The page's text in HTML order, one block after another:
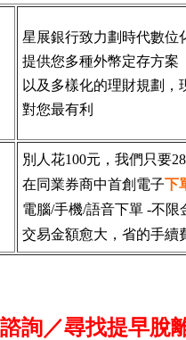
星展銀行致力劃時代數位
提供您多種外幣定存方案
以及多樣化的理財規劃，
對您最有利
別人花100元，我們只要
在同業券商中首創電子下
電腦/手機/語音下單 -不限
交易金額愈大，省的手續
詢／尋找提早脫